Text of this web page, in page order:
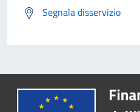
Segnala disservizio